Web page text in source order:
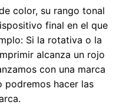
color, su rango tonal
final en el que
Si la rotativa o la
alcanza un rojo
con una marca
hacer las